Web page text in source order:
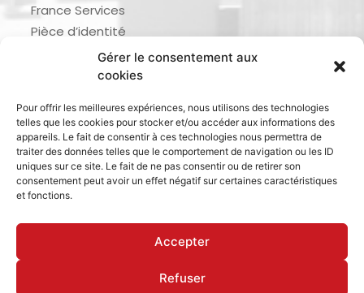
Gérer le consentement aux
cookies
Pour offrir les meilleures expériences, nous utilisons des technologies
telles que les cookies pour stocker et/ou accéder aux informations des
appareils. Le fait de consentir à ces technologies nous permettra de
traiter des données telles que le comportement de navigation ou les ID
uniques sur ce site. Le fait de ne pas consentir ou de retirer son
consentement peut avoir un effet négatif sur certaines caractéristiques
et fonctions.
Accepter
Refuser
France Services
Pièce d’identité
Demande d’actes d’état civil
Inscription listes électorales
Recensement militaire
Le journal de ma ville
Gestion des déchets
Mentions légales & politique de confidentialité